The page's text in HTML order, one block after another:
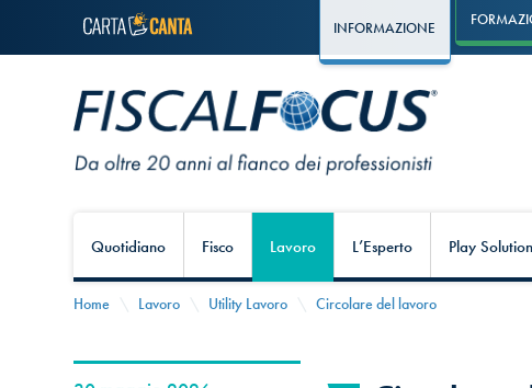
INFORMAZIONE
Quotidiano Fisco Lavoro L’Esperto Play Solution
Home Lavoro Utility Lavoro Circolare del lavoro